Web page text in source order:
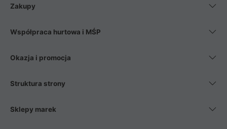
wentylatory. Na koniec mając już to wszystko, możesz
Zakupy
Współpraca hurtowa i MŚP
Okazja i promocja
Struktura strony
Sklepy marek